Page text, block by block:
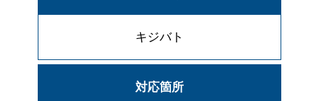
キジバト
対応箇所